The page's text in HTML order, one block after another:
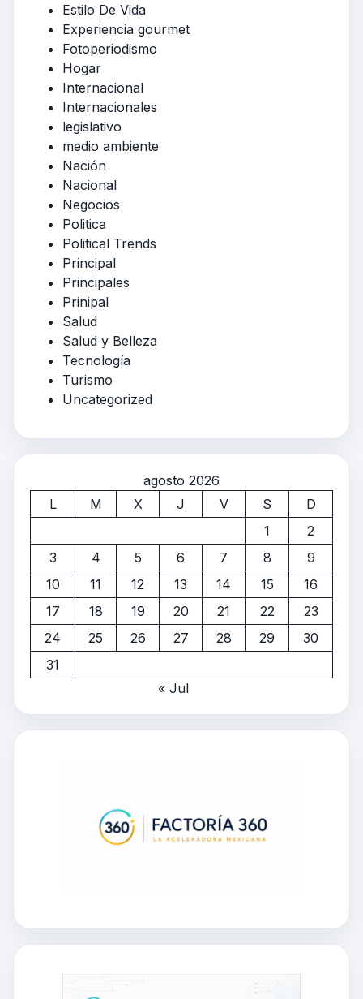
Estilo De Vida
Experiencia gourmet
Fotoperiodismo
Hogar
Internacional
Internacionales
legislativo
medio ambiente
Nación
Nacional
Negocios
Politica
Political Trends
Principal
Principales
Prinipal
Salud
Salud y Belleza
Tecnología
Turismo
Uncategorized
agosto 2026
L
M X J V S
D
1
2
3
4 5 6 7 8
9
10
11 12 13 14 15
16
17
18 19 20 21 22
23
24
25 26 27 28 29
30
31
« Jul